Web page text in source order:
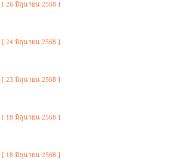
[ 26 มิถุนายน 2568 ]
[ 24 มิถุนายน 2568 ]
[ 23 มิถุนายน 2568 ]
[ 18 มิถุนายน 2568 ]
[ 18 มิถุนายน 2568 ]